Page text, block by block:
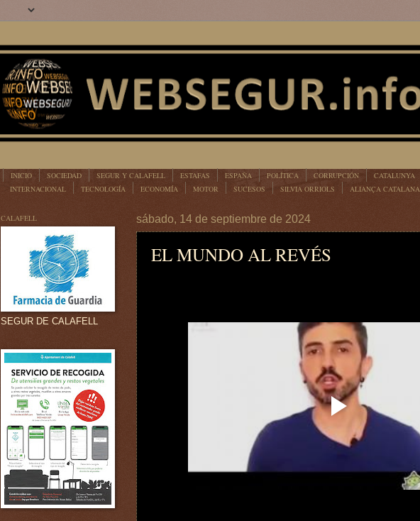
INICIO SOCIEDAD SEGUR Y CALAFELL ESTAFAS ESPAÑA POLÍTICA CORRUPCIÓN CATALUNYA
INTERNACIONAL
TECNOLOGÍA ECONOMÍA MOTOR SUCESOS SILVIA ORRIOLS ALIANÇA CATALANA
sábado, 14 de septiembre de 2024
EL MUNDO AL REVÉS
CALAFELL
SEGUR DE CALAFELL